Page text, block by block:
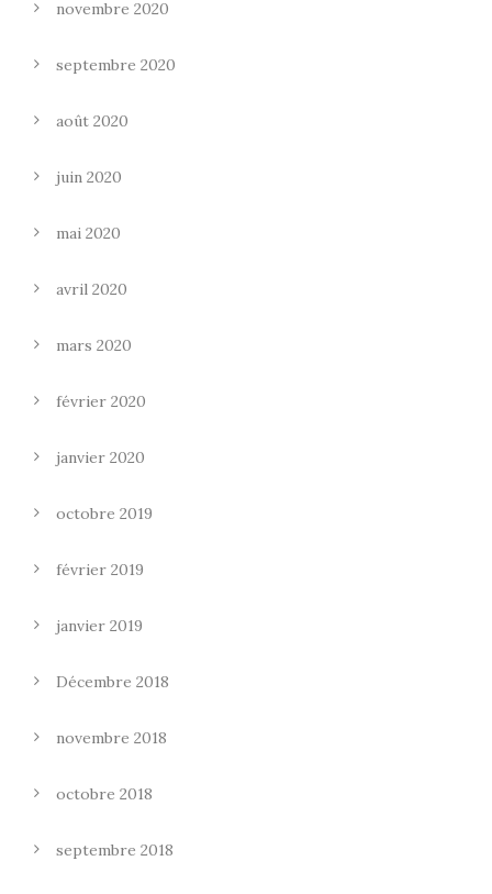
novembre 2020
septembre 2020
août 2020
juin 2020
mai 2020
avril 2020
mars 2020
février 2020
janvier 2020
octobre 2019
février 2019
janvier 2019
Décembre 2018
novembre 2018
octobre 2018
septembre 2018